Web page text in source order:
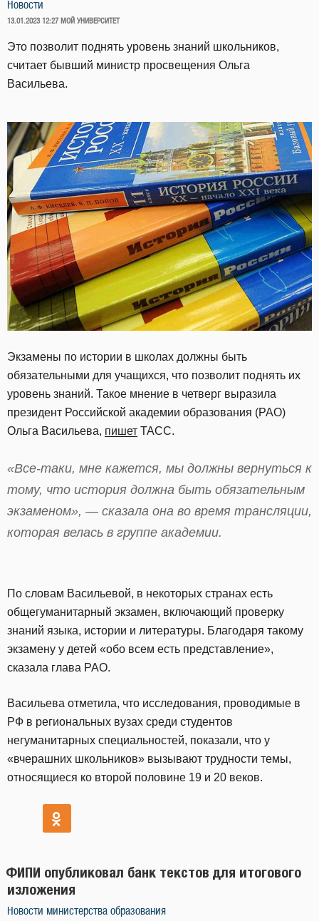
Новости
ОПУБЛИКОВАНО
13.01.2023 12:27 МОЙ УНИВЕРСИТЕТ
Это позволит поднять уровень знаний школьников,
считает бывший министр просвещения Ольга
Васильева.
Экзамены по истории в школах должны быть
обязательными для учащихся, что позволит поднять их
уровень знаний. Такое мнение в четверг выразила
президент Российской академии образования (РАО)
Ольга Васильева, пишет ТАСС.
«Все-таки, мне кажется, мы должны вернуться к
тому, что история должна быть обязательным
экзаменом», — сказала она во время трансляции,
которая велась в группе академии.
По словам Васильевой, в некоторых странах есть
общегуманитарный экзамен, включающий проверку
знаний языка, истории и литературы. Благодаря такому
экзамену у детей «обо всем есть представление»,
сказала глава РАО.
Васильева отметила, что исследования, проводимые в
РФ в региональных вузах среди студентов
негуманитарных специальностей, показали, что у
«вчерашних школьников» вызывают трудности темы,
относящиеся ко второй половине 19 и 20 веков.
ФИПИ опубликовал банк текстов для итогового
изложения
Новости министерства образования